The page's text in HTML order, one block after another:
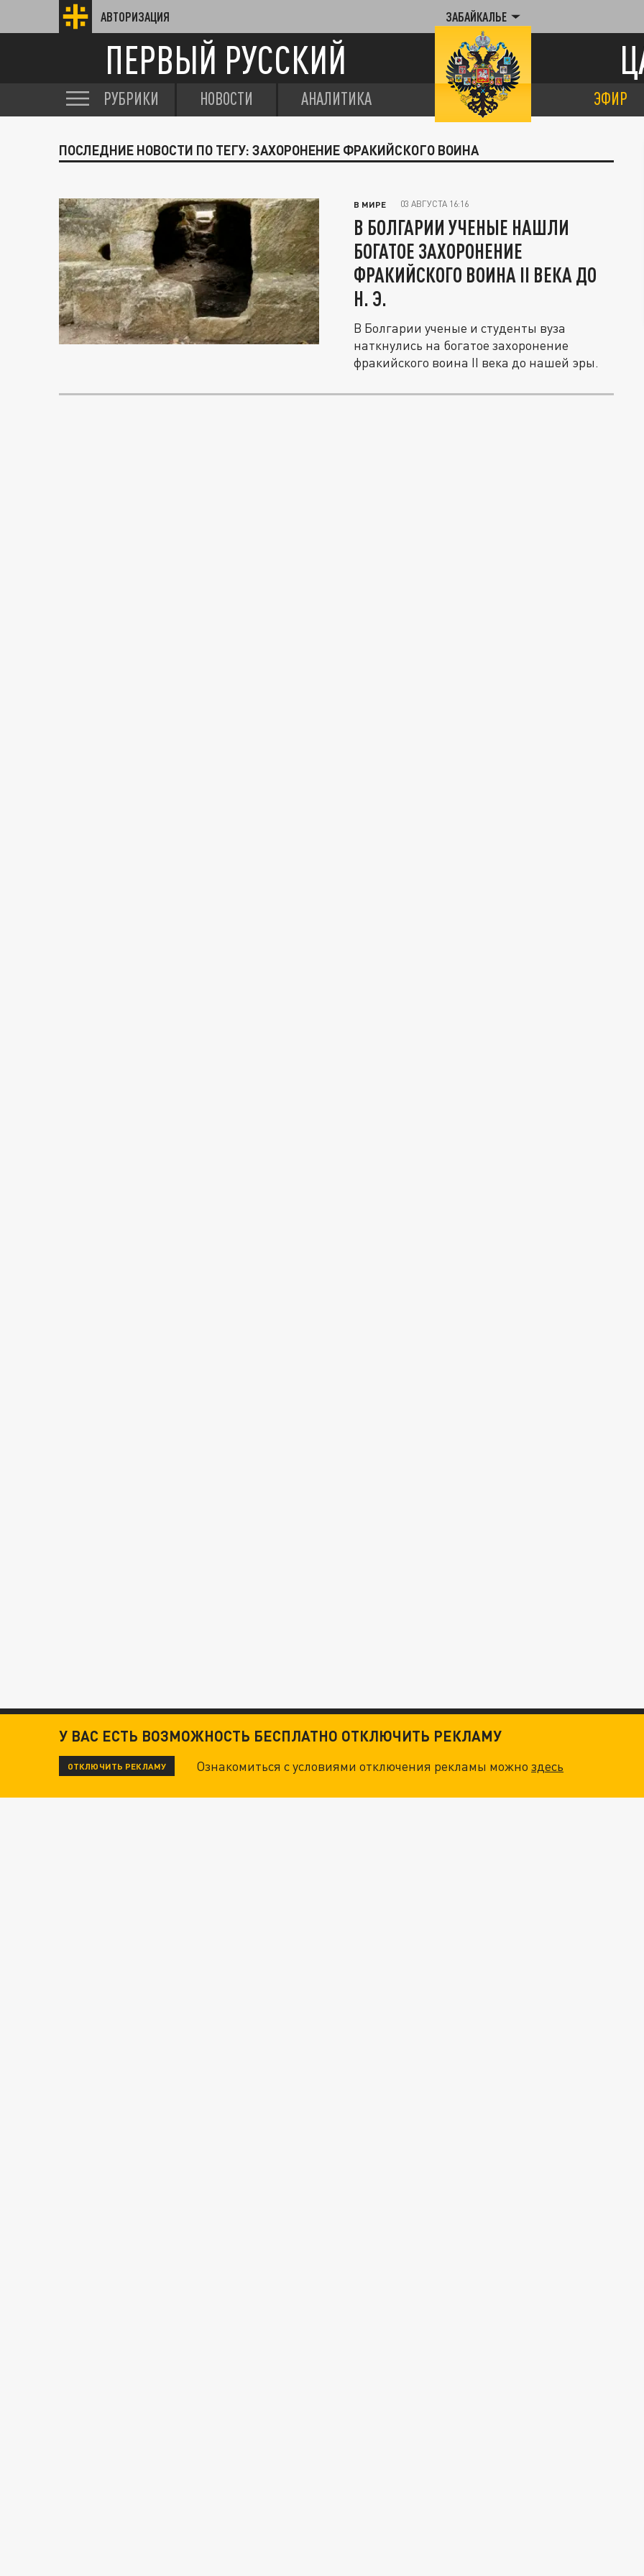
АВТОРИЗАЦИЯ ЗАБАЙКАЛЬЕ
ПЕРВЫЙ РУССКИЙ
РУБРИКИ НОВОСТИ АНАЛИТИКА ЭФИР
ПОСЛЕДНИЕ НОВОСТИ ПО ТЕГУ: ЗАХОРОНЕНИЕ ФРАКИЙСКОГО ВОИНА
В МИРЕ 03 АВГУСТА 16:16
В БОЛГАРИИ УЧЕНЫЕ НАШЛИ
БОГАТОЕ ЗАХОРОНЕНИЕ
ФРАКИЙСКОГО ВОИНА II ВЕКА ДО
Н. Э.
В Болгарии ученые и студенты вуза
наткнулись на богатое захоронение
фракийского воина II века до нашей эры.
У ВАС ЕСТЬ ВОЗМОЖНОСТЬ БЕСПЛАТНО ОТКЛЮЧИТЬ РЕКЛАМУ
ОТКЛЮЧИТЬ РЕКЛАМУ Ознакомиться с условиями отключения рекламы можноздесь